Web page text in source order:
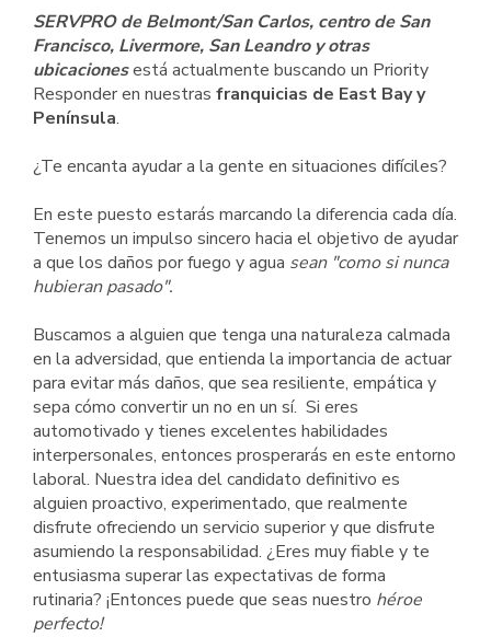
SERVPRO de Belmont/San Carlos, centro de San
Francisco, Livermore, San Leandro y otras
ubicacionesestá actualmente buscando un Priority
Responder en nuestras franquicias de East Bay y
Península.
¿Te encanta ayudar a la gente en situaciones difíciles?
En este puesto estarás marcando la diferencia cada día.
Tenemos un impulso sincero hacia el objetivo de ayudar
a que los daños por fuego y agua sean "como si nunca
hubieran pasado".
Buscamos a alguien que tenga una naturaleza calmada
en la adversidad, que entienda la importancia de actuar
para evitar más daños, que sea resiliente, empática y
sepa cómo convertir un no en un sí. Si eres
automotivado y tienes excelentes habilidades
interpersonales, entonces prosperarás en este entorno
laboral. Nuestra idea del candidato definitivo es
alguien proactivo, experimentado, que realmente
disfrute ofreciendo un servicio superior y que disfrute
asumiendo la responsabilidad. ¿Eres muy fiable y te
entusiasma superar las expectativas de forma
rutinaria? ¡Entonces puede que seas nuestro héroe
perfecto!